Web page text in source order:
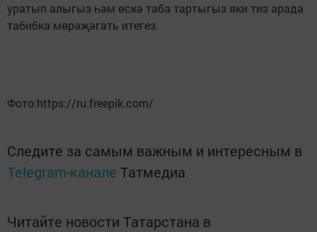
уратып алыгыз һәм өскә таба тартыгыз яки тиз арада
табибка мөрәҗәгать итегез.
Фото:https://ru.freepik.com/
Следите за самым важным и интересным в
Telegram-канале Татмедиа
Читайте новости Татарстана в